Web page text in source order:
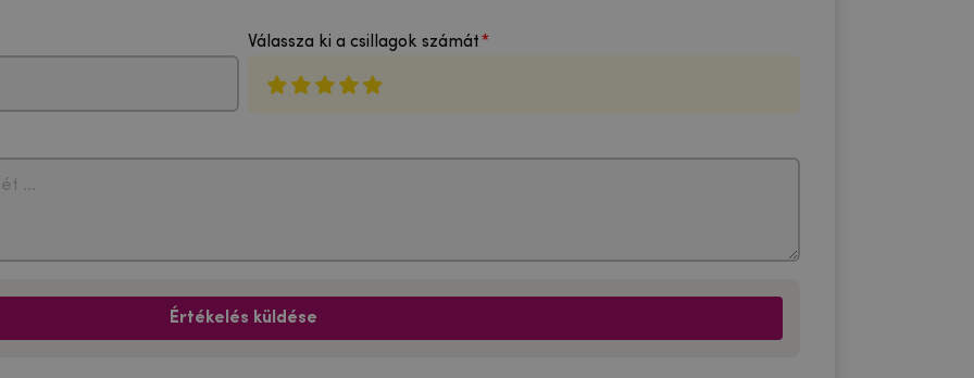
Válassza ki a csillagok számát
Értékelés küldése